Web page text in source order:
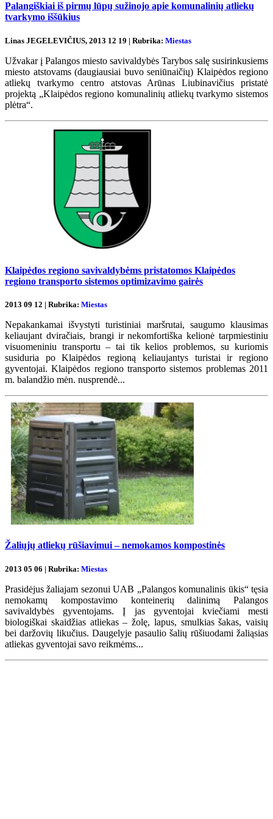
Palangiškiai iš pirmų lūpų sužinojo apie komunalinių atliekų
tvarkymo iššūkius
Linas JEGELEVIČIUS, 2013 12 19 | Rubrika: Miestas
Užvakar į Palangos miesto savivaldybės Tarybos salę susirinkusiems
miesto atstovams (daugiausiai buvo seniūnaičių) Klaipėdos regiono
atliekų tvarkymo centro atstovas Arūnas Liubinavičius pristatė
projektą „Klaipėdos regiono komunalinių atliekų tvarkymo sistemos
plėtra“.
Klaipėdos regiono savivaldybėms pristatomos Klaipėdos
regiono transporto sistemos optimizavimo gairės
2013 09 12 | Rubrika: Miestas
Nepakankamai išvystyti turistiniai maršrutai, saugumo klausimas
keliaujant dviračiais, brangi ir nekomfortiška kelionė tarpmiestiniu
visuomeniniu transportu – tai tik kelios problemos, su kuriomis
susiduria po Klaipėdos regioną keliaujantys turistai ir regiono
gyventojai. Klaipėdos regiono transporto sistemos problemas 2011
m. balandžio mėn. nusprendė...
Žaliųjų atliekų rūšiavimui – nemokamos kompostinės
2013 05 06 | Rubrika: Miestas
Prasidėjus žaliajam sezonui UAB „Palangos komunalinis ūkis“ tęsia
nemokamų kompostavimo konteinerių dalinimą Palangos
savivaldybės gyventojams. Į jas gyventojai kviečiami mesti
biologiškai skaidžias atliekas – žolę, lapus, smulkias šakas, vaisių
bei daržovių likučius. Daugelyje pasaulio šalių rūšiuodami žaliąsias
atliekas gyventojai savo reikmėms...